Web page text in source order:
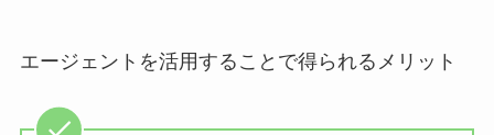
エージェントを活用することで得られるメリット